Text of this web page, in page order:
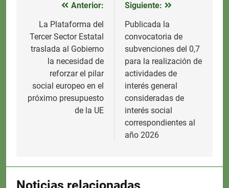
Navegación
de
entradas
Anterior:
La Plataforma del
Tercer Sector Estatal
traslada al Gobierno
la necesidad de
reforzar el pilar
social europeo en el
próximo presupuesto
de la UE
Siguiente:
Publicada la
convocatoria de
subvenciones del 0,7
para la realización de
actividades de
interés general
consideradas de
interés social
correspondientes al
año 2026